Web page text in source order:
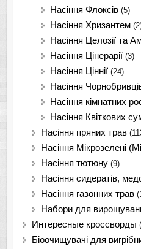
Насіння Флоксів (5)
Насіння Хризантем
Насіння Целозії та
Насіння Цінерарії (3)
Насіння Ціннії (24)
Насіння
Насіння кімнатних
Насіння Квіткових
Насіння пряних трав
Насіння Мікрозелені
Насіння тютюну (9)
Насіння сидератів,
Насіння газонних трав
Набори для
Интересные кроссворды
Біоочищувачі для